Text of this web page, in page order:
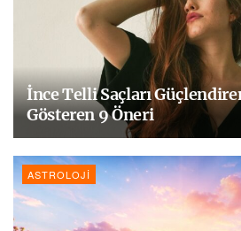
İnce Telli Saçları
Gösteren 9 Öneri
ASTROLOJI